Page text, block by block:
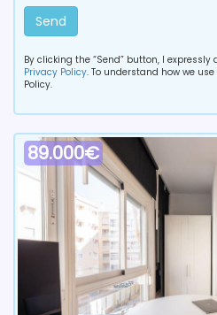
Send
By clicking the “Send” button, I
Privacy Policy. To understand how we
Policy.
89.000€